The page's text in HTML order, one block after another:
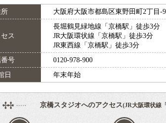
大阪府大阪市都島区東野田町2丁目-
ス
長堀鶴見緑地線「京橋駅」徒歩3分
JR大阪環状線「京橋駅」徒歩3分
JR東西線「京橋駅」徒歩3分
号
0120-978-900
日
年末年始
京橋スタジオへのアクセス(JR大阪環状線